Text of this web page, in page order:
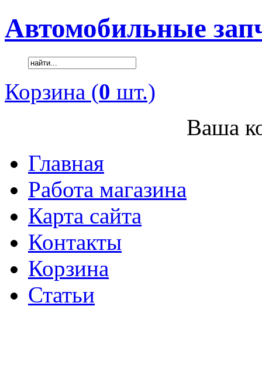
Автомобильные
Корзина (0 шт.)
Ваша
Главная
Работа магазина
Карта сайта
Контакты
Корзина
Статьи